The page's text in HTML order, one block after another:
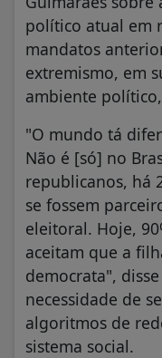
político atual em
mandatos
extremismo, em
ambiente
"O mundo tá
Não é [só] no
republicanos, há
se fossem
eleitoral. Hoje,
aceitam que a
democrata",
necessidade de
algoritmos de
sistema social.